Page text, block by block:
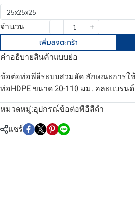
25x25x25
จำนวน
เพิ่มลงตะกร้า
คำอธิบายสินค้าแบบย่อ
ข้อต่อท่อพีอีระบบสวมอัด ลักษณะการใ
ท่อHDPE ขนาด 20-110 มม. คละแบรน
หมวดหมู่:อุปกรณ์ข้อต่อพีอีสีดำ
แชร์